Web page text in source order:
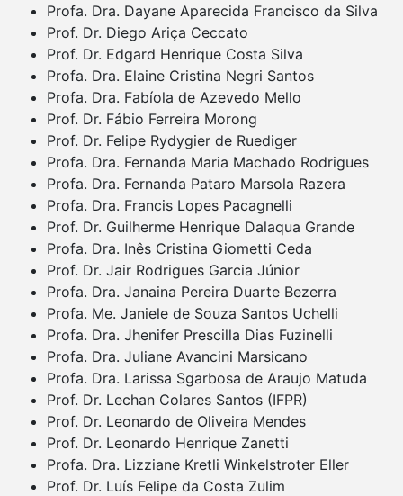
Profa. Dra. Dayane Aparecida Francisco da Silva
Prof. Dr. Diego Ariça Ceccato
Prof. Dr. Edgard Henrique Costa Silva
Profa. Dra. Elaine Cristina Negri Santos
Profa. Dra. Fabíola de Azevedo Mello
Prof. Dr. Fábio Ferreira Morong
Prof. Dr. Felipe Rydygier de Ruediger
Profa. Dra. Fernanda Maria Machado Rodrigues
Profa. Dra. Fernanda Pataro Marsola Razera
Profa. Dra. Francis Lopes Pacagnelli
Prof. Dr. Guilherme Henrique Dalaqua Grande
Profa. Dra. Inês Cristina Giometti Ceda
Prof. Dr. Jair Rodrigues Garcia Júnior
Profa. Dra. Janaina Pereira Duarte Bezerra
Profa. Me. Janiele de Souza Santos Uchelli
Profa. Dra. Jhenifer Prescilla Dias Fuzinelli
Profa. Dra. Juliane Avancini Marsicano
Profa. Dra. Larissa Sgarbosa de Araujo Matuda
Prof. Dr. Lechan Colares Santos (IFPR)
Prof. Dr. Leonardo de Oliveira Mendes
Prof. Dr. Leonardo Henrique Zanetti
Profa. Dra. Lizziane Kretli Winkelstroter Eller
Prof. Dr. Luís Felipe da Costa Zulim